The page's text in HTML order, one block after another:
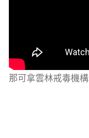
那可拿雲林戒毒機構